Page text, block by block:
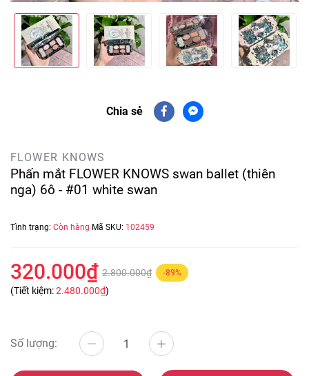
Chia sẻ
FLOWER KNOWS
Phấn mắt FLOWER KNOWS swan ballet (thiên
nga) 6ô - #01 white swan
Tình trạng: Còn hàng Mã SKU: 102459
320.000₫ 2.800.000₫ -89%
(Tiết kiệm:2.480.000₫)
Số lượng: